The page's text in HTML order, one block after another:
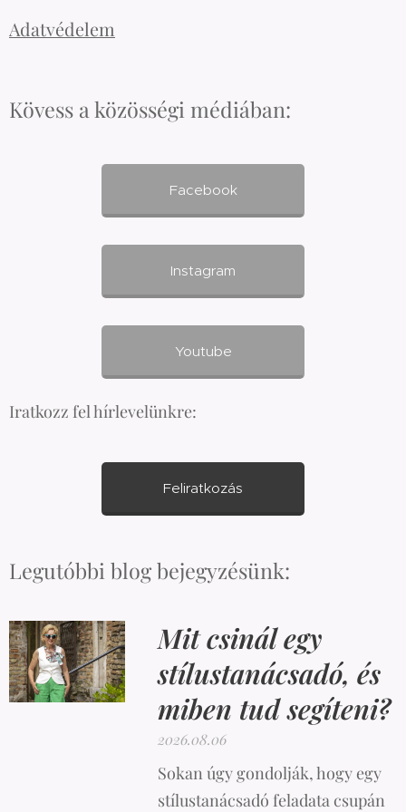
Adatvédelem
Kövess a közösségi médiában:
Facebook
Instagram
Youtube
Iratkozz fel hírlevelünkre:
Feliratkozás
Legutóbbi blog bejegyzésünk:
Mit csinál egy
stílustanácsadó, és
miben tud segíteni?
2026.08.06
Sokan úgy gondolják, hogy egy
stílustanácsadó feladata csupán